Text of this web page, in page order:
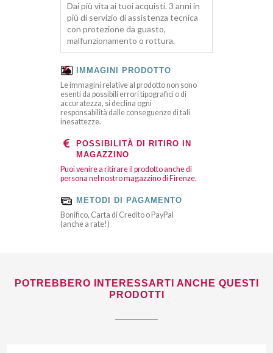
Dai più vita ai tuoi acquisti. 3 anni in
più di servizio di assistenza tecnica
con protezione da guasto,
malfunzionamento o rottura.
IMMAGINI PRODOTTO
Le immagini relative al prodotto non sono
esenti da possibili errori tipografici o di
accuratezza, si declina ogni
responsabilità dalle conseguenze di tali
inesattezze.
POSSIBILITÀ DI RITIRO IN
MAGAZZINO
Puoi venire a ritirare il prodotto anche di
persona nel nostro magazzino di Firenze.
METODI DI PAGAMENTO
Bonifico, Carta di Credito o PayPal
(anche a rate!)
POTREBBERO INTERESSARTI ANCHE QUESTI
PRODOTTI